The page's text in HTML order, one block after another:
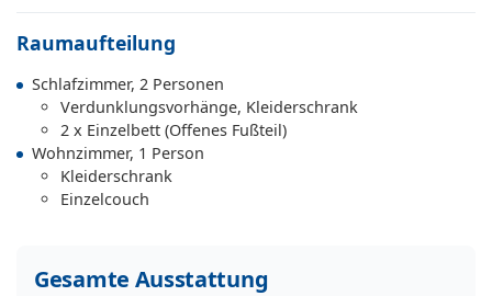
Raumaufteilung
Schlafzimmer, 2 Personen
Verdunklungsvorhänge, Kleiderschrank
2 x Einzelbett (Offenes Fußteil)
Wohnzimmer, 1 Person
Kleiderschrank
Einzelcouch
Gesamte Ausstattung